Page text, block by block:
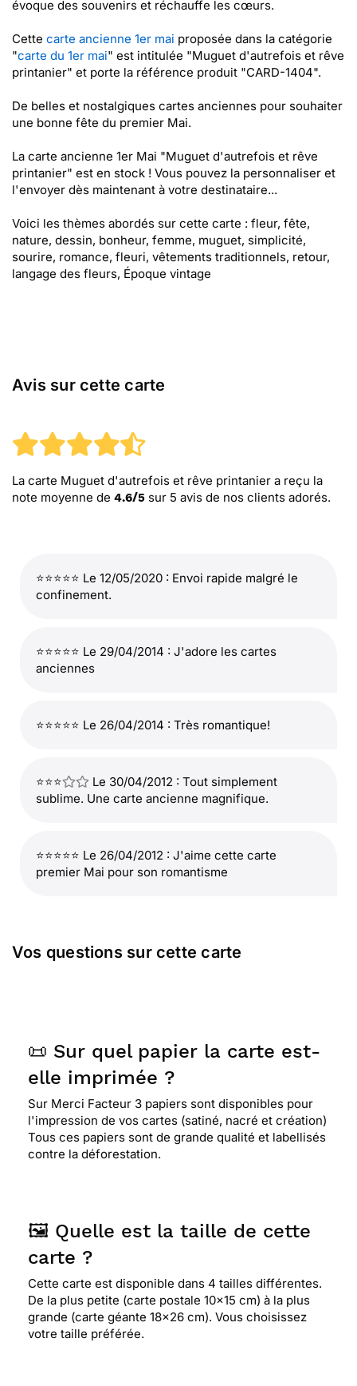
évoque des souvenirs et réchauffe les cœurs.
Cette carte ancienne 1er mai proposée dans la catégorie
"carte du 1er mai" est intitulée "Muguet d'autrefois et rêve
printanier" et porte la référence produit "CARD-1404".
De belles et nostalgiques cartes anciennes pour souhaiter
une bonne fête du premier Mai.
La carte ancienne 1er Mai "Muguet d'autrefois et rêve
printanier" est en stock ! Vous pouvez la personnaliser et
l'envoyer dès maintenant à votre destinataire...
Voici les thèmes abordés sur cette carte : fleur, fête,
nature, dessin, bonheur, femme, muguet, simplicité,
sourire, romance, fleuri, vêtements traditionnels, retour,
langage des fleurs, Époque vintage
Avis sur cette carte
La carte Muguet d'autrefois et rêve printanier a reçu la
note moyenne de 4.6/5 sur 5 avis de nos clients adorés.
⭐⭐⭐⭐⭐ Le 12/05/2020 : Envoi rapide malgré le
confinement.
⭐⭐⭐⭐⭐ Le 29/04/2014 : J'adore les cartes
anciennes
⭐⭐⭐⭐⭐ Le 26/04/2014 : Très romantique!
⭐⭐⭐
Le 30/04/2012 : Tout simplement
sublime. Une carte ancienne magnifique.
⭐⭐⭐⭐⭐ Le 26/04/2012 : J'aime cette carte
premier Mai pour son romantisme
Vos questions sur cette carte
📜 Sur quel papier la carte est-
elle imprimée ?
Sur Merci Facteur 3 papiers sont disponibles pour
l'impression de vos cartes (satiné, nacré et création)
Tous ces papiers sont de grande qualité et labellisés
contre la déforestation.
🖼️ Quelle est la taille de cette
carte ?
Cette carte est disponible dans 4 tailles différentes.
De la plus petite (carte postale 10x15 cm) à la plus
grande (carte géante 18x26 cm). Vous choisissez
votre taille préférée.